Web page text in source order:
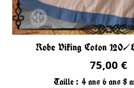
Robe Viking Coton
75,00 €
Taille : 4 ans 6 ans 8